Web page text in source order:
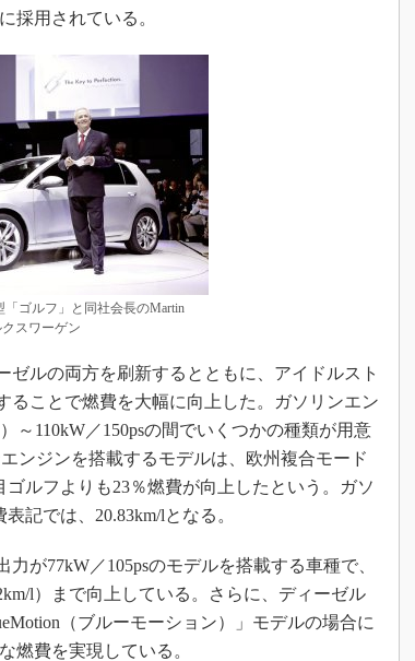
メイドインジャパン
知財マネジメント
海外生産
グローバル設計・開発
制御セキュリティ
新型コロナへの対応
採用されている。
ゴルフ」と同社会長のMartin
スワーゲン
ルの両方を刷新するとともに、アイドルスト
ることで燃費を大幅に向上した。ガソリンエン
～110kW／150psの間でいくつかの種類が用意
ンジンを搭載するモデルは、欧州複合モード
ルフよりも23％燃費が向上したという。ガソ
記では、20.83km/lとなる。
が77kW／105psのモデルを搭載する車種で、
l）まで向上している。さらに、ディーゼル
（ブルーモーション）」モデルの場合に
燃費を実現している。